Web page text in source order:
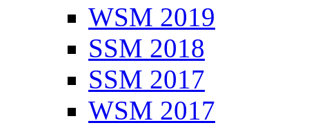
WSM 2019
SSM 2018
SSM 2017
WSM 2017